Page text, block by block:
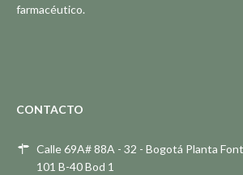
farmacéutico.
CONTACTO
Calle 69A# 88A - 32 - Bogotá Planta
101 B-40 Bod 1